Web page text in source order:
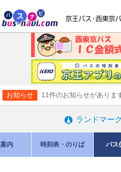
お知らせ 11件のお知らせがありま
ランドマー
内 時刻表・のりば バス